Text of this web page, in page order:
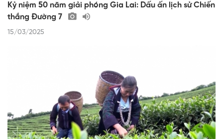
Kỷ niệm 50 năm giải phóng Gia Lai: Dấu ấn lịch sử Chiến
thắng Đường 7
15/03/2025